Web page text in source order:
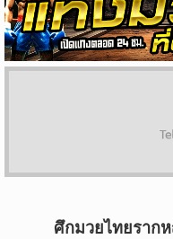
ศึกมวยไทยราก
ผล
บอล
24